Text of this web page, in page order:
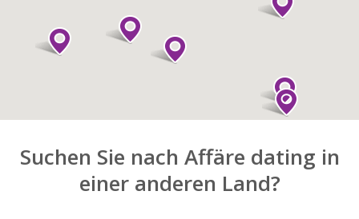
Suchen Sie nach Affäre dating in
einer anderen Land?